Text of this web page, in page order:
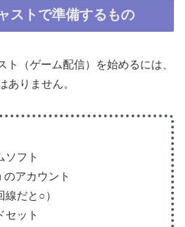
ストで準備するもの
ト（ゲーム配信）を始めるには、
ありません。
ソフト
のアカウント
線だと○）
セット